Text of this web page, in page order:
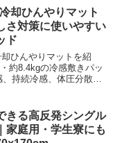
却ひんやりマット
さ対策に使いやすい
ド
ひんやりマットを紹
約8.4kgの冷感敷きパッ
、持続冷感、体圧分散、
もおすすめ。
きる高反発シングル
家庭用・学生寮にも